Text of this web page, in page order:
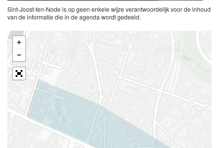
Sint-Joost-ten-Node is op geen enkele wijze verantwoordelijk voor de inhoud
van de informatie die in de agenda wordt gedeeld.